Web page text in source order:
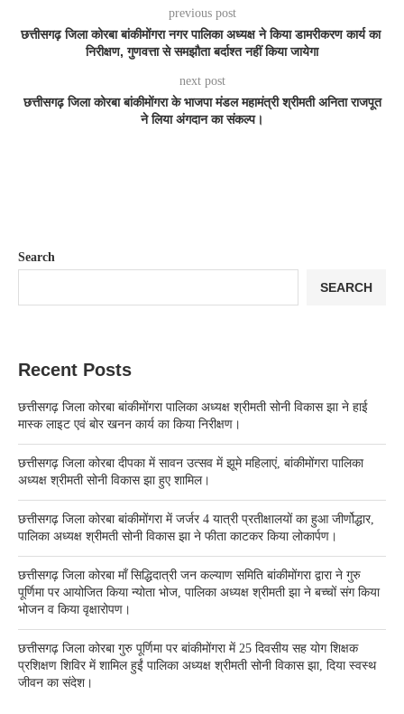
previous post
छत्तीसगढ़ जिला कोरबा बांकीमोंगरा नगर पालिका अध्यक्ष ने किया डामरीकरण कार्य का
निरीक्षण, गुणवत्ता से समझौता बर्दाश्त नहीं किया जायेगा
next post
छत्तीसगढ़ जिला कोरबा बांकीमोंगरा के भाजपा मंडल महामंत्री श्रीमती अनिता राजपूत
ने लिया अंगदान का संकल्प।
Search
SEARCH
Recent Posts
छत्तीसगढ़ जिला कोरबा बांकीमोंगरा पालिका अध्यक्ष श्रीमती सोनी विकास झा ने हाई
मास्क लाइट एवं बोर खनन कार्य का किया निरीक्षण।
छत्तीसगढ़ जिला कोरबा दीपका में सावन उत्सव में झूमे महिलाएं, बांकीमोंगरा पालिका
अध्यक्ष श्रीमती सोनी विकास झा हुए शामिल।
छत्तीसगढ़ जिला कोरबा बांकीमोंगरा में जर्जर 4 यात्री प्रतीक्षालयों का हुआ जीर्णोद्धार,
पालिका अध्यक्ष श्रीमती सोनी विकास झा ने फीता काटकर किया लोकार्पण।
छत्तीसगढ़ जिला कोरबा मॉं सिद्धिदात्री जन कल्याण समिति बांकीमोंगरा द्वारा ने गुरु
पूर्णिमा पर आयोजित किया न्योता भोज, पालिका अध्यक्ष श्रीमती झा ने बच्चों संग किया
भोजन व किया वृक्षारोपण।
छत्तीसगढ़ जिला कोरबा गुरु पूर्णिमा पर बांकीमोंगरा में 25 दिवसीय सह योग शिक्षक
प्रशिक्षण शिविर में शामिल हुईं पालिका अध्यक्ष श्रीमती सोनी विकास झा, दिया स्वस्थ
जीवन का संदेश।